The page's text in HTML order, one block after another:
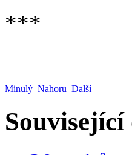
***
Minulý Nahoru Další
Související